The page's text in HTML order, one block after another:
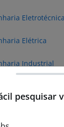
Eletrotécnica
Elétrica
Industrial
pesquisar